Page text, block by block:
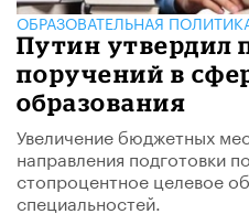
ОБРАЗОВАТЕЛЬНАЯ
Путин утвердил
поручений в
образования
Увеличение бюджетных
направления подготовки
стопроцентное целевое
специальностей.